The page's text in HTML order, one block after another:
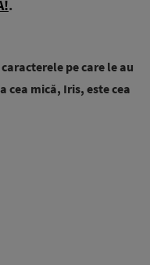
.
pe care le au
cea mică, Iris, este cea